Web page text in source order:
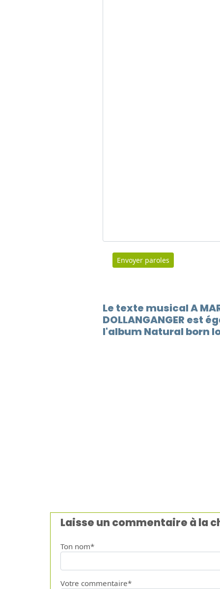
Envoyer paroles
Le texte musical A
DOLLANGANGER est
l'album Natural born
Laisse un commentaire à la
Ton nom*
Votre commentaire*